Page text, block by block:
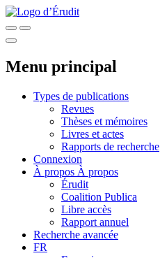
Menu principal
Types de publications
Revues
Thèses et mémoires
Livres et actes
Rapports de recherche
Connexion
À propos À propos
Érudit
Coalition Publica
Libre accès
Rapport annuel
Recherche avancée
FR